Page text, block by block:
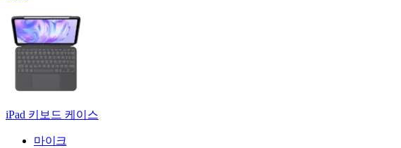
iPad 키보드 케이스
마이크